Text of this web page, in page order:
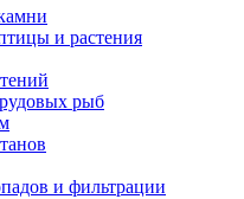
и растения
рыб
и фильтрации